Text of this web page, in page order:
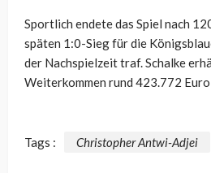
Sportlich endete das Spiel nach
späten 1:0-Sieg für die
der Nachspielzeit traf. Schalke
Weiterkommen rund 423.772
Tags : Christopher Antwi-Adjei